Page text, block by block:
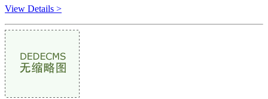
View Details >